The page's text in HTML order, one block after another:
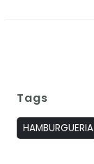
Tags
HAMBURGUERIA